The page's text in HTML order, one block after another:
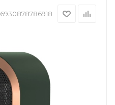
6930878786918